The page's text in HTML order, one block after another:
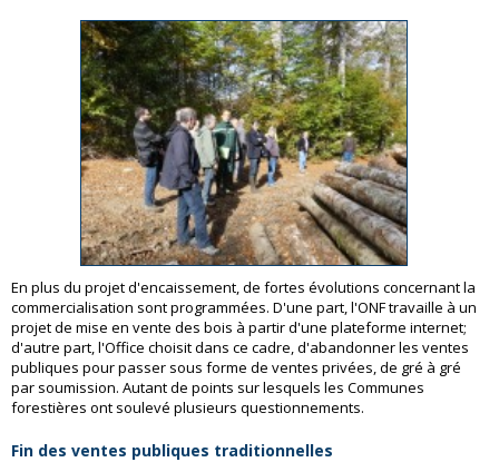
En plus du projet d'encaissement, de fortes évolutions concernant la
commercialisation sont programmées. D'une part, l'ONF travaille à un
projet de mise en vente des bois à partir d'une plateforme internet;
d'autre part, l'Office choisit dans ce cadre, d'abandonner les ventes
publiques pour passer sous forme de ventes privées, de gré à gré
par soumission. Autant de points sur lesquels les Communes
forestières ont soulevé plusieurs questionnements.
Fin des ventes publiques traditionnelles